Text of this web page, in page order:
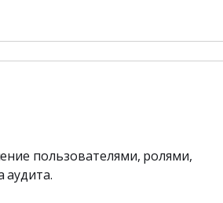
пользователями, ролями,